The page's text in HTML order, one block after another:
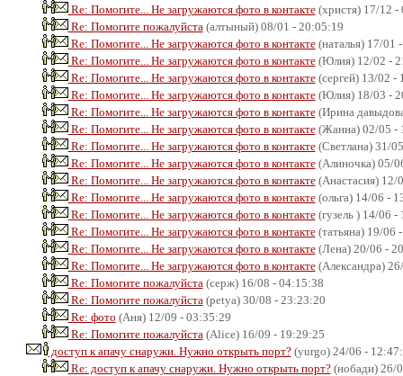
Re: Помогите... Не загружаются фото в контакте(христя) 17/12 -
Re: Помогите пожалуйста (алтыный) 08/01 - 20:05:19
Re: Помогите... Не загружаются фото в контакте(наталья) 17/01
Re: Помогите... Не загружаются фото в контакте(Юлия) 12/02 -
Re: Помогите... Не загружаются фото в контакте(сергей) 13/02 -
Re: Помогите... Не загружаются фото в контакте(Юлия) 18/03 -
Re: Помогите... Не загружаются фото в контакте(Ирина
Re: Помогите... Не загружаются фото в контакте(Жанна) 02/05 -
Re: Помогите... Не загружаются фото в контакте(Светлана) 31/
Re: Помогите... Не загружаются фото в контакте(Алиночка) 05/
Re: Помогите... Не загружаются фото в контакте(Анастасия) 12/
Re: Помогите... Не загружаются фото в контакте(ольга) 14/06 -
Re: Помогите... Не загружаются фото в контакте(гузель ) 14/06 -
Re: Помогите... Не загружаются фото в контакте(татьяна) 19/06
Re: Помогите... Не загружаются фото в контакте(Лена) 20/06 -
Re: Помогите... Не загружаются фото в контакте(Александра)
Re: Помогите пожалуйста (серж) 16/08 - 04:15:38
Re: Помогите пожалуйста (petya) 30/08 - 23:23:20
Re: фото (Аня) 12/09 - 03:35:29
Re: Помогите пожалуйста (Alice) 16/09 - 19:29:25
доступ к апачу снаружи. Нужно открыть порт?(yurgo) 24/06 -
Re: доступ к апачу снаружи. Нужно открыть порт?(нобади) 26/